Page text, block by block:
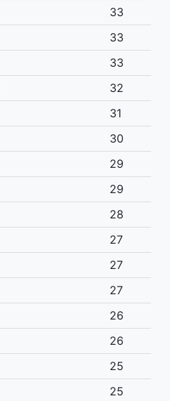
33
33
33
32
31
30
29
29
28
27
27
27
26
26
25
25